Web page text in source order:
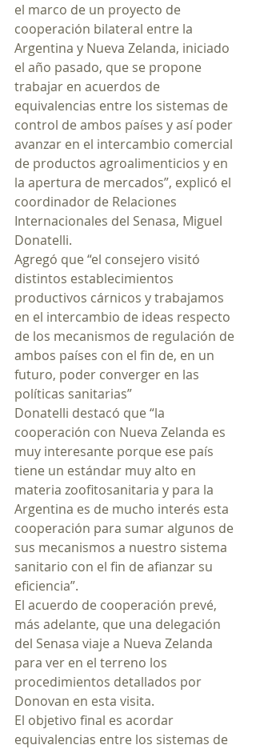
el marco de un proyecto de
cooperación bilateral entre la
Argentina y Nueva Zelanda, iniciado
el año pasado, que se propone
trabajar en acuerdos de
equivalencias entre los sistemas de
control de ambos países y así poder
avanzar en el intercambio comercial
de productos agroalimenticios y en
la apertura de mercados”, explicó el
coordinador de Relaciones
Internacionales del Senasa, Miguel
Donatelli.
Agregó que “el consejero visitó
distintos establecimientos
productivos cárnicos y trabajamos
en el intercambio de ideas respecto
de los mecanismos de regulación de
ambos países con el fin de, en un
futuro, poder converger en las
políticas sanitarias”
Donatelli destacó que “la
cooperación con Nueva Zelanda es
muy interesante porque ese país
tiene un estándar muy alto en
materia zoofitosanitaria y para la
Argentina es de mucho interés esta
cooperación para sumar algunos de
sus mecanismos a nuestro sistema
sanitario con el fin de afianzar su
eficiencia”.
El acuerdo de cooperación prevé,
más adelante, que una delegación
del Senasa viaje a Nueva Zelanda
para ver en el terreno los
procedimientos detallados por
Donovan en esta visita.
El objetivo final es acordar
equivalencias entre los sistemas de